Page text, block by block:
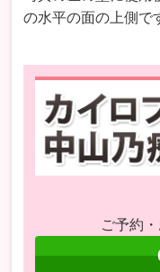
の水平の面の上側で
ご予約